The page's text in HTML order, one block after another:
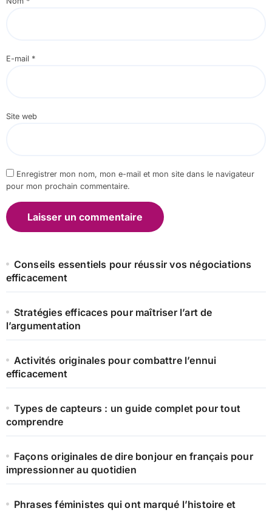
E-mail *
Site web
Enregistrer mon nom, mon e-mail et mon site dans le navigateur
pour mon prochain commentaire.
Conseils essentiels pour réussir vos négociations
efficacement
Stratégies efficaces pour maîtriser l’art de
l’argumentation
Activités originales pour combattre l’ennui
efficacement
Types de capteurs : un guide complet pour tout
comprendre
Façons originales de dire bonjour en français pour
impressionner au quotidien
Phrases féministes qui ont marqué l’histoire et